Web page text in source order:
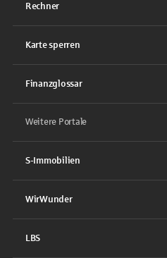
Rechner
Karte sperren
Finanzglossar
Weitere Portale
S-Immobilien
WirWunder
LBS